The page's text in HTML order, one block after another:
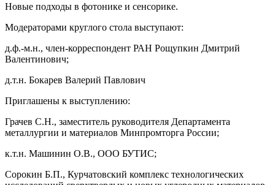
Новые подходы в фотонике и сенсорике.
Модераторами круглого стола выступают:
д.ф.-м.н., член-корреспондент РАН Рощупкин Дмитрий
Валентинович;
д.т.н. Бокарев Валерий Павлович
Приглашены к выступлению:
Грачев С.Н., заместитель руководителя Департамента
металлургии и материалов Минпромторга России;
к.т.н. Машинин О.В., ООО БУТИС;
Сорокин Б.П., Курчатовский комплекс технологических